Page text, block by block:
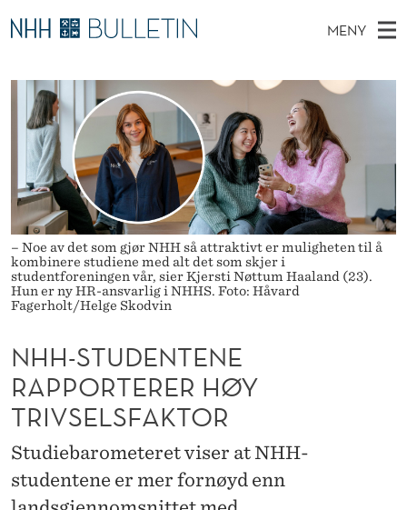
N
H
H
U
D
E
N
T
E
N
E
R
MENY
O
M
E
N
Y
Ø
D
T
Stipendiater og nye forskerprofiler
Disputaser
Ekspertutvalg
Om Bulletin
– Noe av det som gjør NHH så attraktivt er muligheten til å
kombinere studiene med alt det som skjer i
studentforeningen vår, sier Kjersti Nøttum Haaland (23).
Hun er ny HR-ansvarlig i NHHS. Foto: Håvard
Fagerholt/Helge Skodvin
NHH-STUDENTENE
RAPPORTERER HØY
TRIVSELSFAKTOR
Studiebarometeret viser at NHH-
studentene er mer fornøyd enn